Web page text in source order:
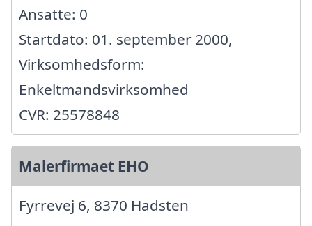
Ansatte: 0
Startdato: 01. september 2000,
Virksomhedsform:
Enkeltmandsvirksomhed
CVR: 25578848
Malerfirmaet EHO
Fyrrevej 6, 8370 Hadsten